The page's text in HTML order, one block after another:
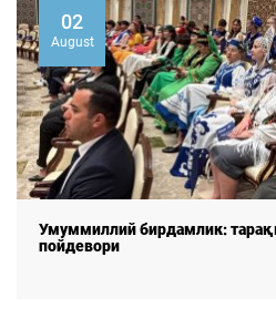
02
August
Умуммиллий бирдамлик:
пойдевори